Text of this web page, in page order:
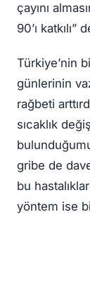
çayını
90’ı katkılı”
Türkiye’nin
günlerinin
rağbeti
sıcaklık
gribe de
bu
yöntem ise